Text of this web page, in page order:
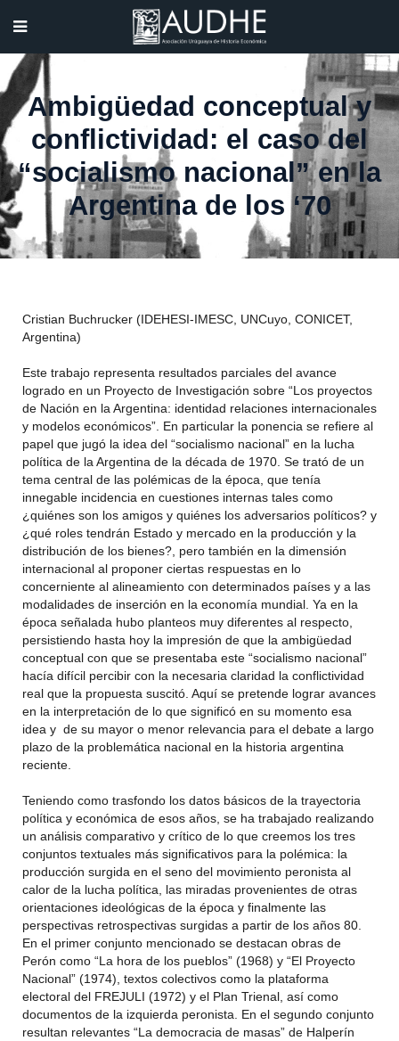
Ambigüedad conceptual y
conflictividad: el caso del
“socialismo nacional” en la
Argentina de los ‘70
Cristian Buchrucker (IDEHESI-IMESC, UNCuyo, CONICET,
Argentina)
Este trabajo representa resultados parciales del avance
logrado en un Proyecto de Investigación sobre “Los proyectos
de Nación en la Argentina: identidad relaciones internacionales
y modelos económicos”. En particular la ponencia se refiere al
papel que jugó la idea del “socialismo nacional” en la lucha
política de la Argentina de la década de 1970. Se trató de un
tema central de las polémicas de la época, que tenía
innegable incidencia en cuestiones internas tales como
¿quiénes son los amigos y quiénes los adversarios políticos? y
¿qué roles tendrán Estado y mercado en la producción y la
distribución de los bienes?, pero también en la dimensión
internacional al proponer ciertas respuestas en lo
concerniente al alineamiento con determinados países y a las
modalidades de inserción en la economía mundial. Ya en la
época señalada hubo planteos muy diferentes al respecto,
persistiendo hasta hoy la impresión de que la ambigüedad
conceptual con que se presentaba este “socialismo nacional”
hacía difícil percibir con la necesaria claridad la conflictividad
real que la propuesta suscitó. Aquí se pretende lograr avances
en la interpretación de lo que significó en su momento esa
idea y de su mayor o menor relevancia para el debate a largo
plazo de la problemática nacional en la historia argentina
reciente.
Teniendo como trasfondo los datos básicos de la trayectoria
política y económica de esos años, se ha trabajado realizando
un análisis comparativo y crítico de lo que creemos los tres
conjuntos textuales más significativos para la polémica: la
producción surgida en el seno del movimiento peronista al
calor de la lucha política, las miradas provenientes de otras
orientaciones ideológicas de la época y finalmente las
perspectivas retrospectivas surgidas a partir de los años 80.
En el primer conjunto mencionado se destacan obras de
Perón como “La hora de los pueblos” (1968) y “El Proyecto
Nacional” (1974), textos colectivos como la plataforma
electoral del FREJULI (1972) y el Plan Trienal, así como
documentos de la izquierda peronista. En el segundo conjunto
resultan relevantes “La democracia de masas” de Halperín